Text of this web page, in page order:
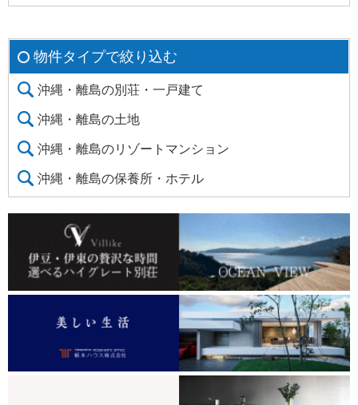
物件タイプで絞り込む
沖縄・離島の別荘・一戸建て
沖縄・離島の土地
沖縄・離島のリゾートマンション
沖縄・離島の保養所・ホテル